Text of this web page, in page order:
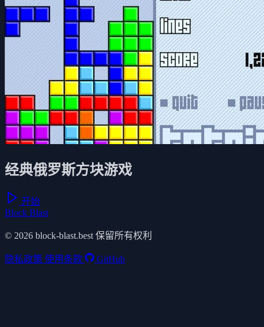
经典俄罗斯方块游戏
开始
Block Blast
© 2026 block-blast.best 保留所有权利
隐私政策 使用条款 GitHub